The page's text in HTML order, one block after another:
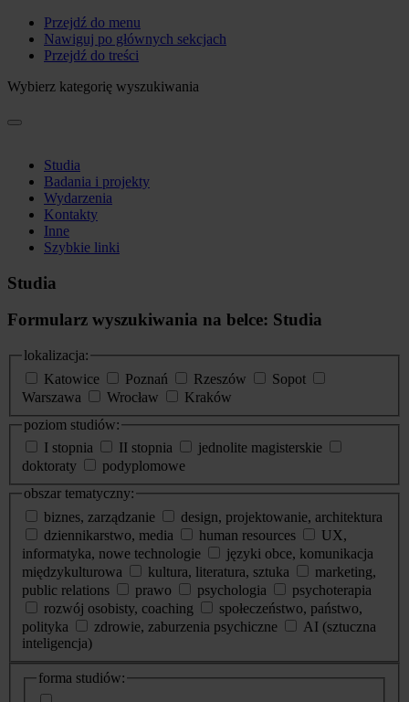
Przejdź do menu
Nawiguj po głównych sekcjach
Przejdź do treści
Wybierz kategorię wyszukiwania
Studia
Badania i projekty
Wydarzenia
Kontakty
Inne
Szybkie linki
Studia
Formularz wyszukiwania na belce: Studia
lokalizacja:
Katowice
Poznań Rzeszów
Sopot
Warszawa
Wrocław
Kraków
poziom studiów:
I stopnia
II stopnia
jednolite magisterskie
doktoraty
podyplomowe
obszar tematyczny:
biznes, zarządzanie
design, projektowanie, architektura
dziennikarstwo, media
human resources
UX,
informatyka, nowe technologie
języki obce, komunikacja
międzykulturowa
kultura, literatura, sztuka
marketing,
public relations
prawo psychologia
psychoterapia
rozwój osobisty, coaching
społeczeństwo, państwo,
polityka
zdrowie, zaburzenia psychiczne
AI (sztuczna
inteligencja)
dodatkowe
informacje
forma studiów: